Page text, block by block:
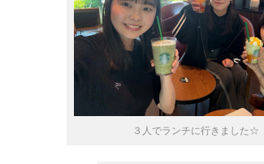
３人でランチに行きました☆